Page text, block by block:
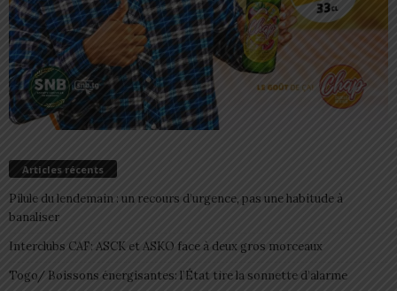
Articles récents
Pilule du lendemain : un recours d’urgence, pas une habitude à
banaliser
Interclubs CAF: ASCK et ASKO face à deux gros morceaux
Togo/ Boissons énergisantes: l’État tire la sonnette d’alarme